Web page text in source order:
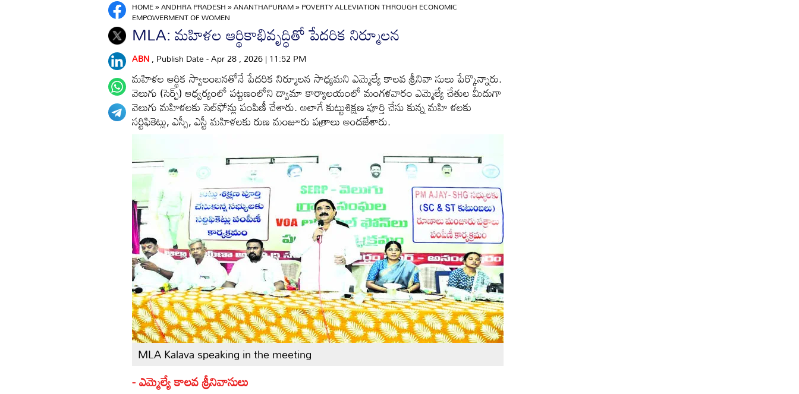
HOME»ANDHRA PRADESH»ANANTHAPURAM»POVERTY ALLEVIATION THROUGH ECONOMIC
EMPOWERMENT OF WOMEN
MLA: మహిళల ఆర్థికాభివృద్ధితో పేదరిక నిర్మూలన
ABN, Publish Date - Apr 28 , 2026 | 11:52 PM
మహిళల ఆర్థిక స్వాలంబనతోనే పేదరిక నిర్మూలన సాధ్యమని ఎమ్మెల్యే కాలవ శ్రీనివా సులు పేర్కొన్నారు.
వెలుగు (సెర్ప్‌) ఆధ్వర్యంలో పట్టణంలోని డ్వామా కార్యాలయంలో మంగళవారం ఎమ్మెల్యే చేతుల మీదుగా
వెలుగు మహిళలకు సెల్‌ఫోన్లు పంపిణీ చేశారు. అలాగే కుట్టుశిక్షణ పూర్తి చేసు కున్న మహి ళలకు
సర్టిఫికెట్లు, ఎస్సీ, ఎస్టీ మహిళలకు రుణ మంజూరు పత్రాలు అందజేశారు.
MLA Kalava speaking in the meeting
- ఎమ్మెల్యే కాలవ శ్రీనివాసులు